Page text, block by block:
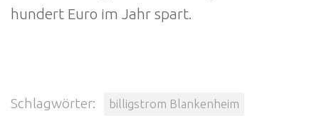
hundert Euro im Jahr spart.
Schlagwörter: billigstrom Blankenheim